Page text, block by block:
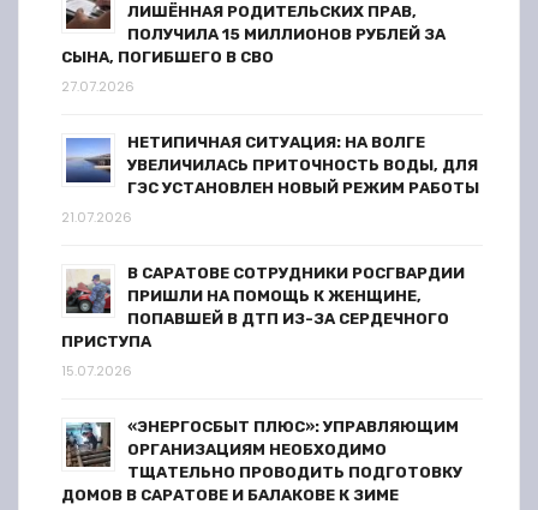
ЛИШЁННАЯ РОДИТЕЛЬСКИХ ПРАВ,
ПОЛУЧИЛА 15 МИЛЛИОНОВ РУБЛЕЙ ЗА
СЫНА, ПОГИБШЕГО В СВО
27.07.2026
НЕТИПИЧНАЯ СИТУАЦИЯ: НА ВОЛГЕ
УВЕЛИЧИЛАСЬ ПРИТОЧНОСТЬ ВОДЫ, ДЛЯ
ГЭС УСТАНОВЛЕН НОВЫЙ РЕЖИМ РАБОТЫ
21.07.2026
В САРАТОВЕ СОТРУДНИКИ РОСГВАРДИИ
ПРИШЛИ НА ПОМОЩЬ К ЖЕНЩИНЕ,
ПОПАВШЕЙ В ДТП ИЗ-ЗА СЕРДЕЧНОГО
ПРИСТУПА
15.07.2026
«ЭНЕРГОСБЫТ ПЛЮС»: УПРАВЛЯЮЩИМ
ОРГАНИЗАЦИЯМ НЕОБХОДИМО
ТЩАТЕЛЬНО ПРОВОДИТЬ ПОДГОТОВКУ
ДОМОВ В САРАТОВЕ И БАЛАКОВЕ К ЗИМЕ